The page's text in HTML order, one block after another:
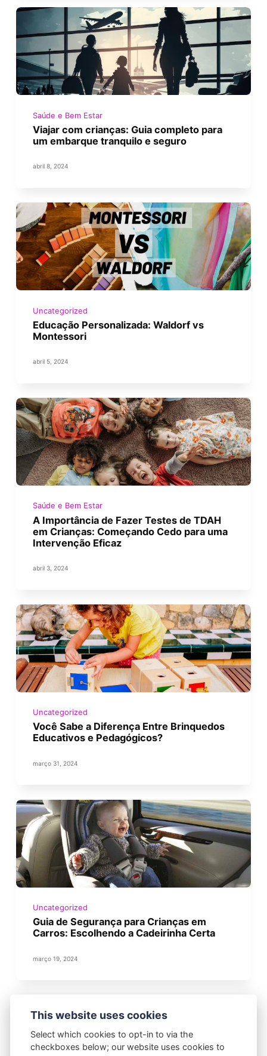
Saúde e Bem Estar
Viajar com crianças: Guia completo para
um embarque tranquilo e seguro
abril 8, 2024
Uncategorized
Educação Personalizada: Waldorf vs
Montessori
abril 5, 2024
Saúde e Bem Estar
A Importância de Fazer Testes de TDAH
em Crianças: Começando Cedo para uma
Intervenção Eficaz
abril 3, 2024
Uncategorized
Você Sabe a Diferença Entre Brinquedos
Educativos e Pedagógicos?
março 31, 2024
Uncategorized
Guia de Segurança para Crianças em
Carros: Escolhendo a Cadeirinha Certa
março 19, 2024
This website uses cookies
Select which cookies to opt-in to via the
checkboxes below; our website uses cookies to